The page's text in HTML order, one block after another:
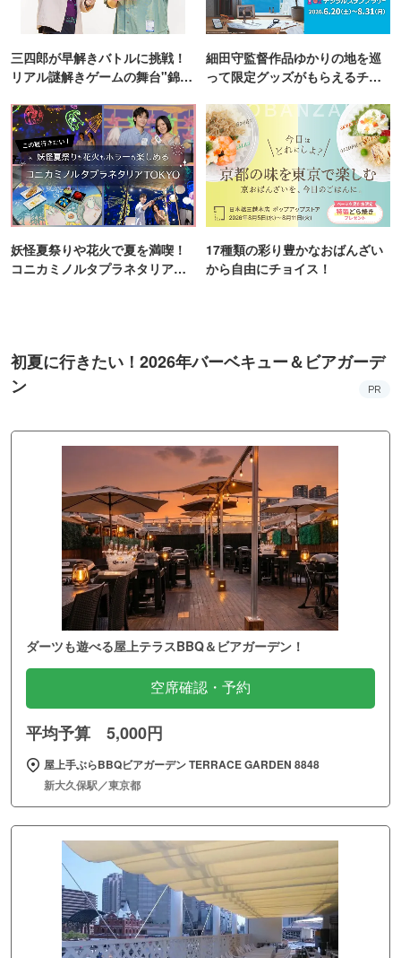
三四郎が早解きバトルに挑戦！
リアル謎解きゲームの舞台"錦糸
細田守監督作品ゆかりの地を巡
って限定グッズがもらえるチャ
妖怪夏祭りや花火で夏を満喫！
コニカミノルタプラネタリア
17種類の彩り豊かなおばんざい
から自由にチョイス！
初夏に行きたい！2026年バーベキュー＆ビアガーデ
ン
PR
ダーツも遊べる屋上テラスBBQ＆ビアガーデン！
空席確認・予約
平均予算 5,000円
屋上手ぶらBBQビアガーデン TERRACE GARDEN 8848
新大久保駅／東京都